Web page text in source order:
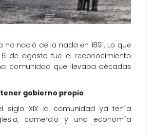
no nació de la nada en 1891. Lo que
de agosto fue el reconocimiento
comunidad que llevaba décadas
tener gobierno propio
siglo XIX la comunidad ya tenía
comercio y una economía